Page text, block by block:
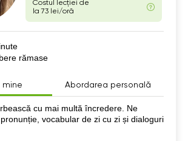
Costul lecției de
la 73 lei/oră
rămase
mine Abordarea personală
cu mai multă încredere. Ne
vocabular de zi cu zi și dialoguri